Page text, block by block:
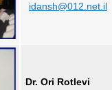
idansh@012.net.il
Dr. Ori Rotlevi